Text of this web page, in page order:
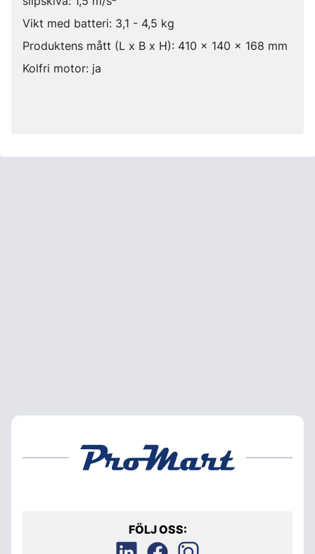
Vikt med batteri: 3,1 - 4,5 kg
Produktens mått (L x B x H): 410 x 140 x 168 mm
Kolfri motor: ja
FÖLJ OSS: